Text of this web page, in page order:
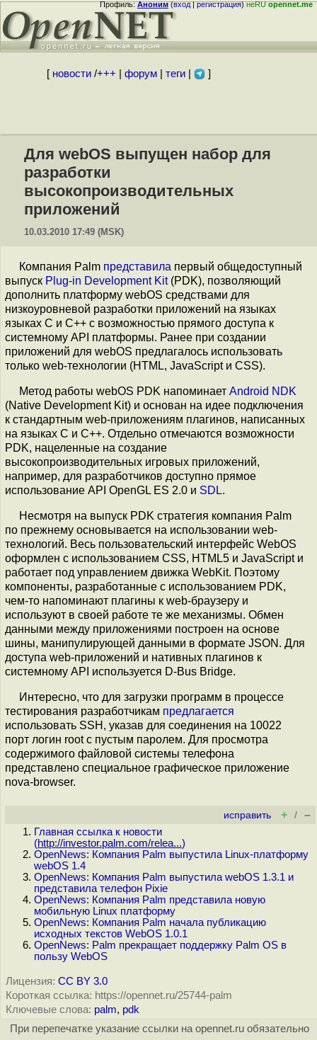
Профиль:Аноним(вход|регистрация)неRUopennet.me
[ новости/+++ форум| теги| ]
Для webOS выпущен набор для
разработки
высокопроизводительных
приложений
10.03.2010 17:49 (MSK)
Компания Palm представила первый общедоступный
выпуск Plug-in Development Kit(PDK), позволяющий
дополнить платформу webOS средствами для
низкоуровневой разработки приложений на языках
языках C и C++ с возможностью прямого доступа к
системному API платформы. Ранее при создании
приложений для webOS предлагалось использовать
только web-технологии (HTML, JavaScript и CSS).
Метод работы webOS PDK напоминает Android NDK
(Native Development Kit) и основан на идее подключения
к стандартным web-приложениям плагинов, написанных
на языках C и C++. Отдельно отмечаются возможности
PDK, нацеленные на создание
высокопроизводительных игровых приложений,
например, для разработчиков доступно прямое
использование API OpenGL ES 2.0 и SDL.
Несмотря на выпуск PDK стратегия компания Palm
по прежнему основывается на использовании web-
технологий. Весь пользовательский интерфейс WebOS
оформлен с использованием CSS, HTML5 и JavaScript и
работает под управлением движка WebKit. Поэтому
компоненты, разработанные с использованием PDK,
чем-то напоминают плагины к web-браузеру и
используют в своей работе те же механизмы. Обмен
данными между приложениями построен на основе
шины, манипулирующей данными в формате JSON. Для
доступа web-приложений и нативных плагинов к
системному API используется D-Bus Bridge.
Интересно, что для загрузки программ в процессе
тестирования разработчикам предлагается
использовать SSH, указав для соединения на 10022
порт логин root с пустым паролем. Для просмотра
содержимого файловой системы телефона
представлено специальное графическое приложение
nova-browser.
исправить + / –
Главная ссылка к новости
(http://investor.palm.com/relea...)
OpenNews: Компания Palm выпустила Linux-платформу
webOS 1.4
OpenNews: Компания Palm выпустила webOS 1.3.1 и
представила телефон Pixie
OpenNews: Компания Palm представила новую
мобильную Linux платформу
OpenNews: Компания Palm начала публикацию
исходных текстов WebOS 1.0.1
OpenNews: Palm прекращает поддержку Palm OS в
пользу WebOS
Лицензия: CC BY 3.0
Короткая ссылка: https://opennet.ru/25744-palm
Ключевые слова: palm, pdk
При перепечатке указание ссылки на opennet.ru обязательно